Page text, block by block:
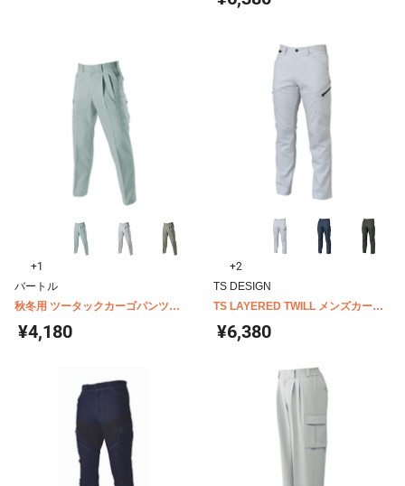
+1
バートル
秋冬用 ツータックカーゴパンツ
6052
¥4,180
+2
TS DESIGN
TS LAYERED TWILL メンズカーゴ
パンツ 5314
¥6,380